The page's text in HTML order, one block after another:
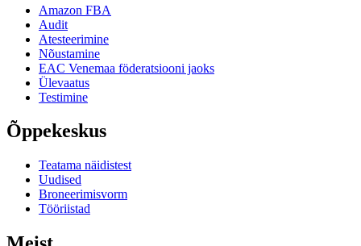
Amazon FBA
Audit
Atesteerimine
Nõustamine
EAC Venemaa föderatsiooni jaoks
Ülevaatus
Testimine
Õppekeskus
Teatama näidistest
Uudised
Broneerimisvorm
Tööriistad